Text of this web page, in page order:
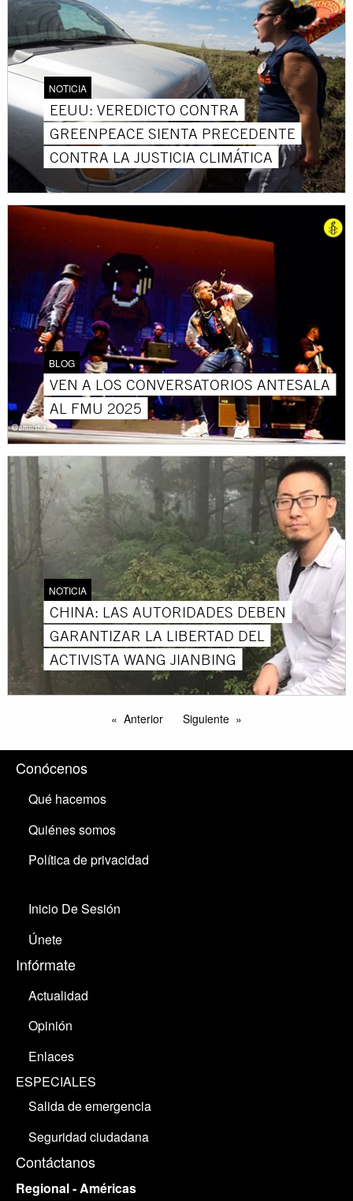
NOTICIA
EEUU: VEREDICTO CONTRA
GREENPEACE SIENTA PRECEDENTE
CONTRA LA JUSTICIA CLIMÁTICA
BLOG
VEN A LOS CONVERSATORIOS ANTESALA
AL FMU 2025
NOTICIA
CHINA: LAS AUTORIDADES DEBEN
GARANTIZAR LA LIBERTAD DEL
ACTIVISTA WANG JIANBING
Anterior Siguiente
Conócenos
Qué hacemos
Quiénes somos
Política de privacidad
Inicio De Sesión
Únete
Infórmate
Actualidad
Opinión
Enlaces
ESPECIALES
Salida de emergencia
Seguridad ciudadana
Contáctanos
Regional - Américas